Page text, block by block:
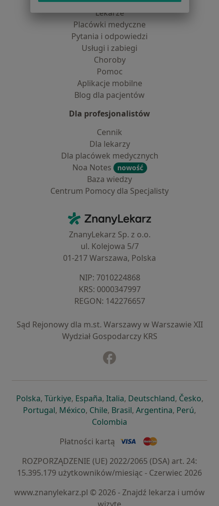
Lekarze
Placówki medyczne
Pytania i odpowiedzi
Usługi i zabiegi
Choroby
Pomoc
Aplikacje mobilne
Blog dla pacjentów
Dla profesjonalistów
Cennik
Dla lekarzy
Dla placówek medycznych
Noa Notes
nowość
Baza wiedzy
Centrum Pomocy dla Specjalisty
ZnanyLekarz - Strona główna
ZnanyLekarz Sp. z o.o.
ul. Kolejowa 5/7
01-217 Warszawa, Polska
NIP: ⁠7010224868
KRS: ⁠0000347997
REGON: ⁠142276657
Sąd Rejonowy dla m.st. Warszawy w Warszawie XII
Wydział Gospodarczy KRS
Polskaotwiera się w nowej karcie
, Türkiyeotwiera się w nowej karcie
, Españaotwiera się w nowej karcie
, Italiaotwiera się w nowej
, Deutschlandotwiera się
, Česko,
Portugalotwiera się w nowej karcie
, Méxicootwiera się w nowej karcie
, Chileotwiera się w nowej karcie
, Brasilotwiera się w nowej
, Argentinaotwiera się
, Perú,
Colombia
Płatności kartą
ROZPORZĄDZENIE (UE) 2022/2065 (DSA) art. 24:
15.395.179 użytkowników/miesiąc - Czerwiec 2026
www.znanylekarz.pl © 2026 - Znajdź lekarza i umów